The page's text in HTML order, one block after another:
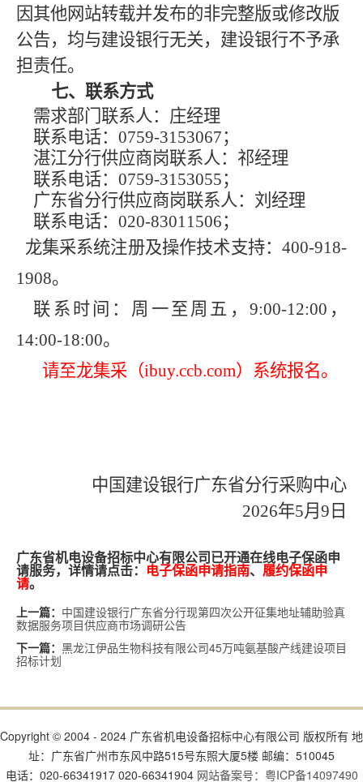
因其他网站转载并发布的非完整版或修改版
公告，均与建设银行无关，建设银行不予承
担责任。
七、联系方式
需求部门联系人：庄经理
联系电话：0759-3153067；
湛江分行供应商岗联系人：祁经理
联系电话：0759-3153055；
广东省分行供应商岗联系人：刘经理
联系电话：020-83011506；
龙集采系统注册及操作技术支持： 400-918-
1908。
联系时间：周一至周五， 9:00-12:00，
14:00-18:00。
请至龙集采（ibuy.ccb.com） 系统报名。
中国建设银行广东省分行采购中心
2026年5月9日
广东省机电设备招标中心有限公司已开通在线电子保函申
请服务，详情请点击： 电子保函申请指南、履约保函申
请。
上一篇： 中国建设银行广东省分行现第四次公开征集地址辅助验真
数据服务项目供应商市场调研公告
下一篇： 黑龙江伊品生物科技有限公司45万吨氨基酸产线建设项目
招标计划
Copyright © 2004 - 2024 广东省机电设备招标中心有限公司 版权所有 地
址：广东省广州市东风中路515号东照大厦5楼 邮编：510045
电话：020-66341917 020-66341904 网站备案号：粤ICP备14097490